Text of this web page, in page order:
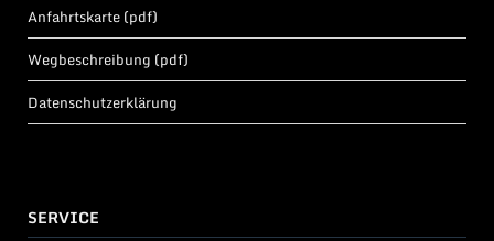
Anfahrtskarte (pdf)
Wegbeschreibung (pdf)
Datenschutzerklärung
SERVICE